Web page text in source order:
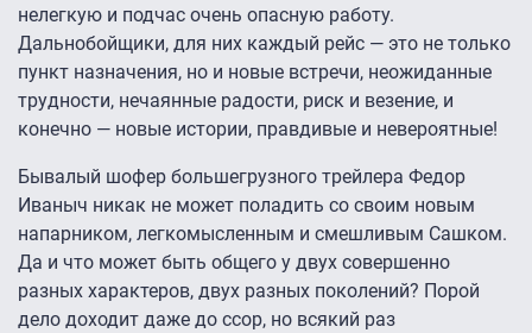
нелегкую и подчас очень опасную работу.
Дальнобойщики, для них каждый рейс — это не только
пункт назначения, но и новые встречи, неожиданные
трудности, нечаянные радости, риск и везение, и
конечно — новые истории, правдивые и невероятные!
Бывалый шофер большегрузного трейлера Федор
Иваныч никак не может поладить со своим новым
напарником, легкомысленным и смешливым Сашком.
Да и что может быть общего у двух совершенно
разных характеров, двух разных поколений? Порой
дело доходит даже до ссор, но всякий раз